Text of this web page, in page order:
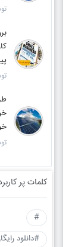
کلمات پر
#
#دانلود